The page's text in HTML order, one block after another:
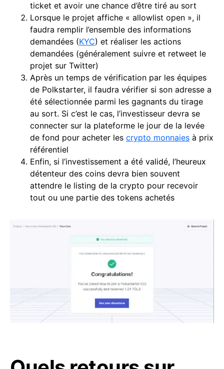
ticket et avoir une chance d’être tiré au sort
Lorsque le projet affiche « allowlist open », il
faudra remplir l’ensemble des informations
demandées (KYC) et réaliser les actions
demandées (généralement suivre et retweet le
projet sur Twitter)
Après un temps de vérification par les équipes
de Polkstarter, il faudra vérifier si son adresse a
été sélectionnée parmi les gagnants du tirage
au sort. Si c’est le cas, l’investisseur devra se
connecter sur la plateforme le jour de la levée
de fond pour acheter les crypto monnaies à prix
référentiel
Enfin, si l’investissement a été validé, l’heureux
détenteur des coins devra bien souvent
attendre le listing de la crypto pour recevoir
tout ou une partie des tokens achetés